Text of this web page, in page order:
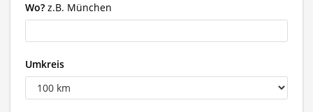
Wo? z.B. München
Umkreis